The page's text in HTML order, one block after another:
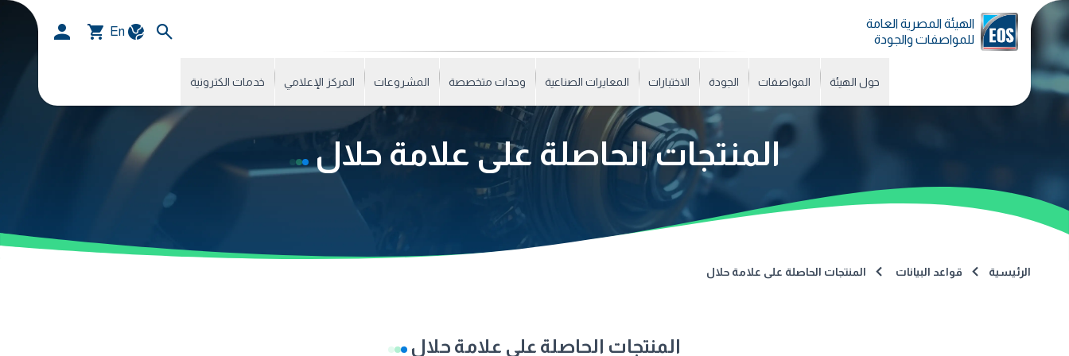
الهيئة المصرية العامة
للمواصفات والجودة
En
حول الهيئة المواصفات الجودة الاختبارات المعايرات الصناعية وحدات متخصصة المشروعات المركز الإعلامي خدمات الكترونية
المنتجات الحاصلة على علامة حلال
الرئيسية قواعد البيانات المنتجات الحاصلة على علامة حلال
المنتجات الحاصلة على علامة حلال